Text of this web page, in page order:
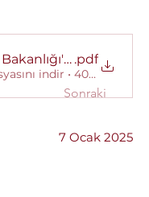
Sonraki
alınan
.pdf
indir • 409KB
7 Ocak 2025